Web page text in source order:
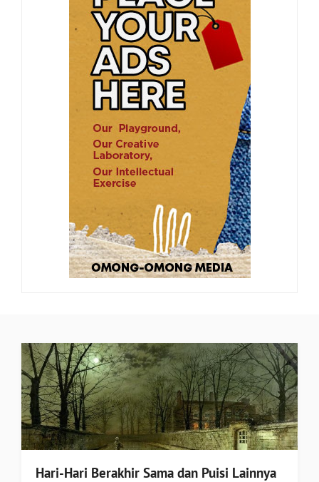
Hari-Hari Berakhir Sama dan Puisi Lainnya